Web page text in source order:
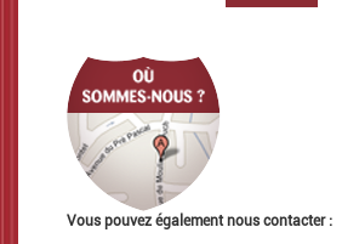
Vous pouvez également nous contacter :